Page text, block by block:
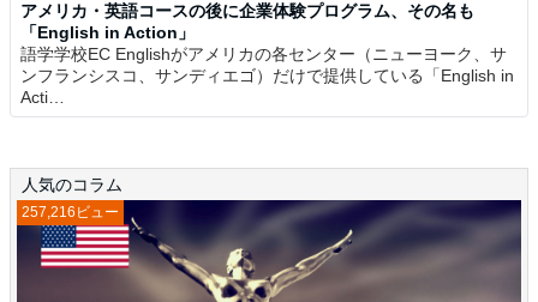
アメリカ・英語コースの後に企業体験プログラム、その名も
「English in Action」
語学学校EC Englishがアメリカの各センター（ニューヨーク、サ
ンフランシスコ、サンディエゴ）だけで提供している「English in
Acti…
人気のコラム
257,216ビュー